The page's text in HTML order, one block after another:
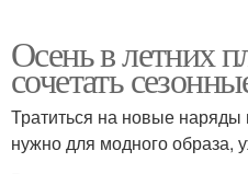
Осень в летних
сочетать
Тратиться на новые наряды
нужно для модного образа,